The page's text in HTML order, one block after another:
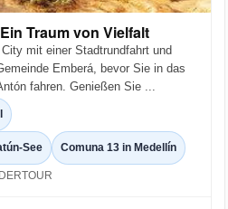
Traum von Vielfalt
mit einer Stadtrundfahrt und
Emberá, bevor Sie in das
fahren. Genießen Sie ...
See Comuna 13 in Medellín
DERTOUR